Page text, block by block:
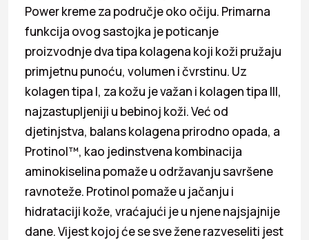
Power kreme za područje oko očiju. Primarna
funkcija ovog sastojka je poticanje
proizvodnje dva tipa kolagena koji koži pružaju
primjetnu punoću, volumen i čvrstinu. Uz
kolagen tipa I, za kožu je važan i kolagen tipa III,
najzastupljeniji u bebinoj koži. Već od
djetinjstva, balans kolagena prirodno opada, a
Protinol™, kao jedinstvena kombinacija
aminokiselina pomaže u održavanju savršene
ravnoteže. Protinol pomaže u jačanju i
hidrataciji kože, vraćajući je u njene najsjajnije
dane. Vijest kojoj će se sve žene razveseliti jest